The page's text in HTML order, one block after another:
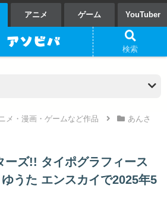
アニメ ゲーム YouTuber
メ・漫画・ゲームなど作品
あんさ
ーズ!! タイポグラフィース
うた エンスカイで2025年5
検索